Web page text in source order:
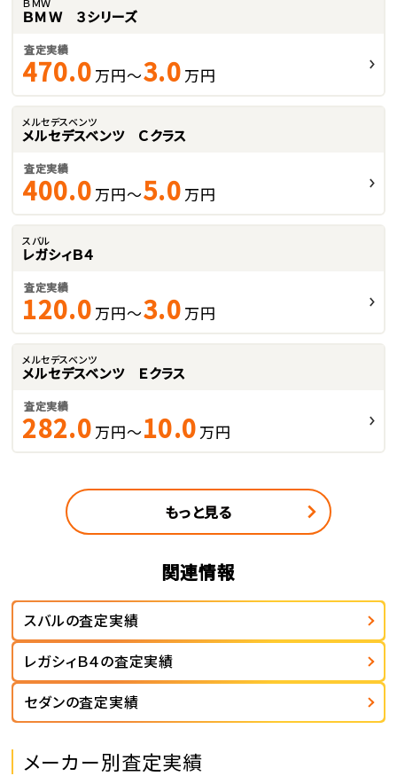
ＢＭＷ ３シリーズ
査定実績
470.0 万円～3.0 万円
メルセデスベンツ
メルセデスベンツ Ｃクラス
査定実績
400.0 万円～5.0 万円
スバル
レガシィＢ４
査定実績
120.0 万円～3.0 万円
メルセデスベンツ
メルセデスベンツ Ｅクラス
査定実績
282.0 万円～10.0 万円
もっと見る
関連情報
スバルの査定実績
レガシィＢ４の査定実績
セダンの査定実績
メーカー別査定実績